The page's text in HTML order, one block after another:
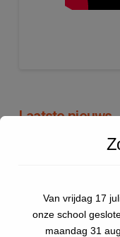
Laatste nieuws
Schoolvoetbal
Kamp groep 8
Van vrijdag 17
onze school
maandag 31